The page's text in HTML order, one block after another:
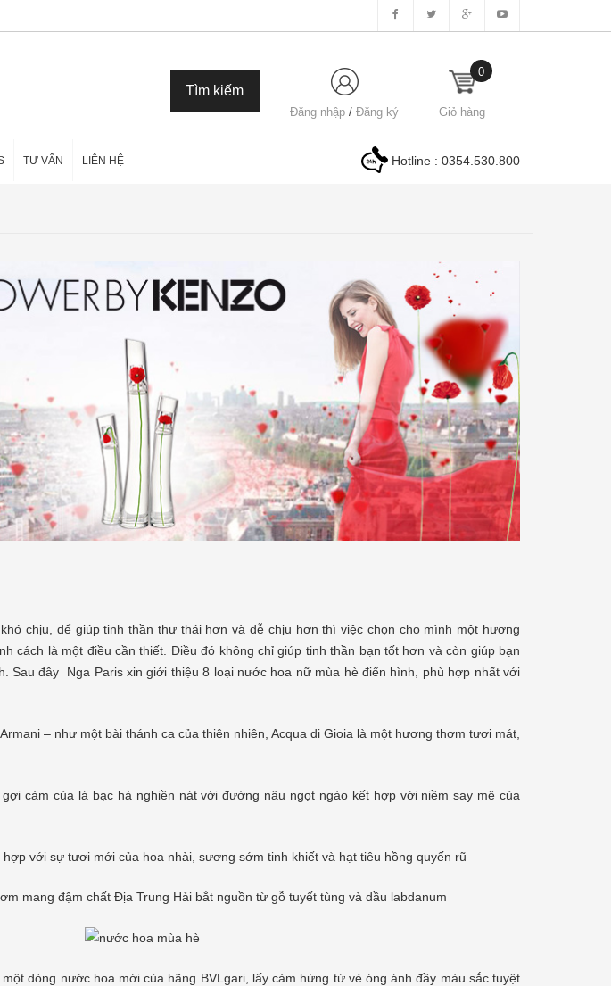
Đăng nhập /Đăng ký Giỏ hàng
0
TƯ VẤN LIÊN HỆ Hotline : 0354.530.800
chịu, để giúp tinh thần thư thái hơn và dễ chịu hơn thì việc chọn cho mình một hương
cách là một điều cần thiết. Điều đó không chỉ giúp tinh thần bạn tốt hơn và còn giúp bạn
Sau đây Nga Paris xin giới thiệu 8 loại nước hoa nữ mùa hè điển hình, phù hợp nhất với
– như một bài thánh ca của thiên nhiên, Acqua di Gioia là một hương thơm tươi mát,
cảm của lá bạc hà nghiền nát với đường nâu ngọt ngào kết hợp với niềm say mê của
với sự tươi mới của hoa nhài, sương sớm tinh khiết và hạt tiêu hồng quyến rũ
mang đậm chất Địa Trung Hải bắt nguồn từ gỗ tuyết tùng và dầu labdanum
dòng nước hoa mới của hãng BVLgari, lấy cảm hứng từ vẻ óng ánh đầy màu sắc tuyệt